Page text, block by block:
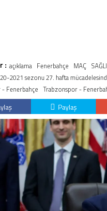
: açıklama Fenerbahçe MAÇ
2021 sezonu 27. hafta
Fenerbahçe Trabzonspor -
Paylaş